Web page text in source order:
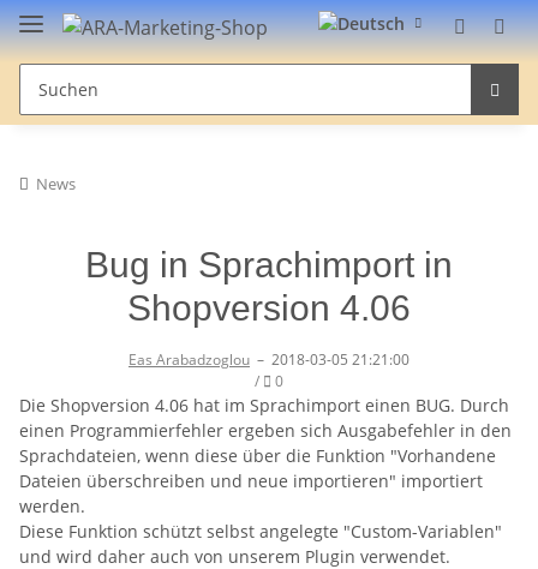
News
Bug in Sprachimport in
Shopversion 4.06
Eas Arabadzoglou – 2018-03-05 21:21:00
/
Kommentare
0
Die Shopversion 4.06 hat im Sprachimport einen BUG. Durch
einen Programmierfehler ergeben sich Ausgabefehler in den
Sprachdateien, wenn diese über die Funktion "Vorhandene
Dateien überschreiben und neue importieren" importiert
werden.
Diese Funktion schützt selbst angelegte "Custom-Variablen"
und wird daher auch von unserem Plugin verwendet.